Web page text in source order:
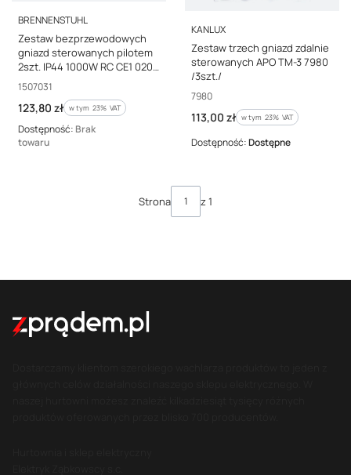
PRODUCENT
BRENNENSTUHL
Zestaw bezprzewodowych
gniazd sterowanych pilotem
2szt. IP44 1000W RC CE1 0201
1507031
Kod producenta
1507031
Cena brutto
123,80 zł w tym %s VAT
w tym 23% VAT
Dostępność: Brak
towaru
PRODUCENT
KANLUX
Zestaw trzech gniazd zdalnie
sterowanych APO TM-3 7980
/3szt./
Kod producenta
7980
Cena brutto
113,00 zł w tym %s VAT
w tym 23% VAT
Dostępność:Dostępne
Strona z 1